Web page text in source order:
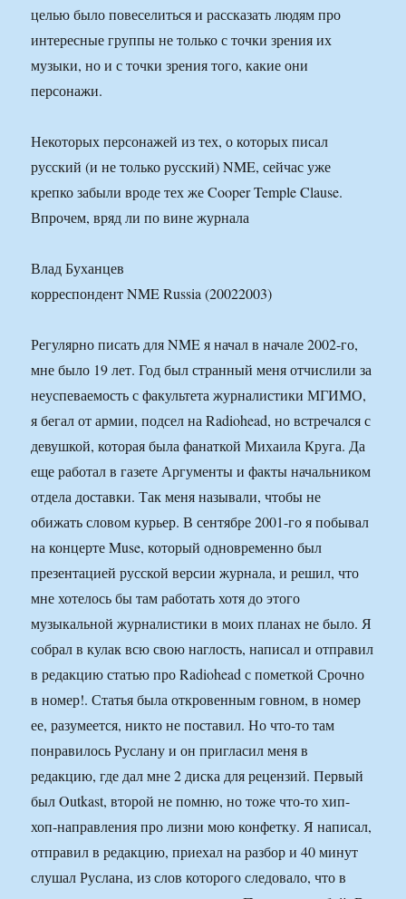
целью было повеселиться и рассказать людям про
интересные группы не только с точки зрения их
музыки, но и с точки зрения того, какие они
персонажи.
Некоторых персонажей из тех, о которых писал
русский (и не только русский) NME, сейчас уже
крепко забыли вроде тех же Cooper Temple Clause.
Впрочем, вряд ли по вине журнала
Влад Буханцев
корреспондент NME Russia (20022003)
Регулярно писать для NME я начал в начале 2002-го,
мне было 19 лет. Год был странный меня отчислили за
неуспеваемость с факультета журналистики МГИМО,
я бегал от армии, подсел на Radiohead, но встречался с
девушкой, которая была фанаткой Михаила Круга. Да
еще работал в газете Аргументы и факты начальником
отдела доставки. Так меня называли, чтобы не
обижать словом курьер. В сентябре 2001-го я побывал
на концерте Muse, который одновременно был
презентацией русской версии журнала, и решил, что
мне хотелось бы там работать хотя до этого
музыкальной журналистики в моих планах не было. Я
собрал в кулак всю свою наглость, написал и отправил
в редакцию статью про Radiohead с пометкой Срочно
в номер!. Статья была откровенным говном, в номер
ее, разумеется, никто не поставил. Но что-то там
понравилось Руслану и он пригласил меня в
редакцию, где дал мне 2 диска для рецензий. Первый
был Outkast, второй не помню, но тоже что-то хип-
хоп-направления про лизни мою конфетку. Я написал,
отправил в редакцию, приехал на разбор и 40 минут
слушал Руслана, из слов которого следовало, что в